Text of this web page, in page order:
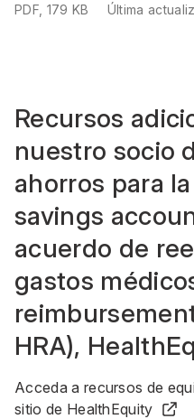
PDF, 179 KB Última
Recursos
nuestro socio
ahorros para
savings
acuerdo de
gastos
HRA),
Acceda a recursos de
sitio de HealthEquity